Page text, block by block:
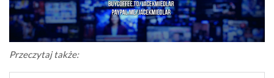
Przeczytaj także: